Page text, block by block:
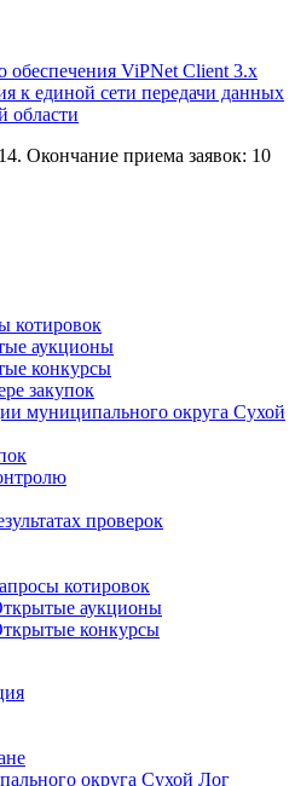
обеспечения ViPNet Client 3.x
к единой сети передачи данных
области
Окончание приема заявок: 10
котировок
аукционы
конкурсы
закупок
муниципального округа Сухой
проверок
котировок
аукционы
конкурсы
округа Сухой Лог